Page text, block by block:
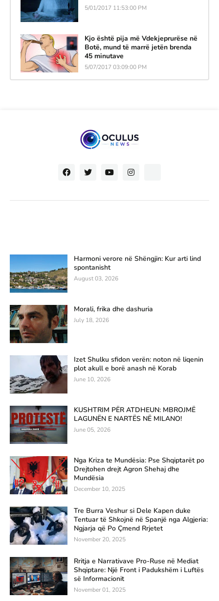
5/01/2017 11:53:00 PM
Kjo është pija më Vdekjeprurëse në
Botë, mund të marrë jetën brenda
45 minutave
5/07/2017 03:09:00 PM
Harmoni verore në Shëngjin: Kur arti lind
spontanisht
August 03, 2026
Morali, frika dhe dashuria
July 18, 2026
Izet Shulku sfidon verën: noton në liqenin
plot akull e borë anash në Korab
June 10, 2026
KUSHTRIM PËR ATDHEUN: MBROJMË
LAGUNËN E NARTËS NË MILANO!
June 05, 2026
Nga Kriza te Mundësia: Pse Shqiptarët po
Drejtohen drejt Agron Shehaj dhe
Mundësia
December 10, 2025
Tre Burra Veshur si Dele Kapen duke
Tentuar të Shkojnë në Spanjë nga Algjeria:
Ngjarja që Po Çmend Rrjetet
November 20, 2025
Rritja e Narrativave Pro-Ruse në Mediat
Shqiptare: Një Front i Padukshëm i Luftës
së Informacionit
November 01, 2025